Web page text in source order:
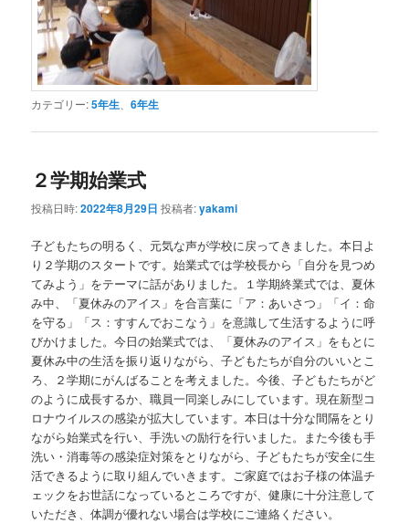
カテゴリー:5年生 、6年生
２学期始業式
投稿日時:2022年8月29日 投稿者:yakami
子どもたちの明るく、元気な声が学校に戻ってきました。本日よ
り２学期のスタートです。始業式では学校長から「自分を見つめ
てみよう」をテーマに話がありました。１学期終業式では、夏休
み中、「夏休みのアイス」を合言葉に「ア：あいさつ」「イ：命
を守る」「ス：すすんでおこなう」を意識して生活するように呼
びかけました。今日の始業式では、「夏休みのアイス」をもとに
夏休み中の生活を振り返りながら、子どもたちが自分のいいとこ
ろ、２学期にがんばることを考えました。今後、子どもたちがど
のように成長するか、職員一同楽しみにしています。現在新型コ
ロナウイルスの感染が拡大しています。本日は十分な間隔をとり
ながら始業式を行い、手洗いの励行を行いました。また今後も手
洗い・消毒等の感染症対策をとりながら、子どもたちが安全に生
活できるように取り組んでいきます。ご家庭ではお子様の体温チ
ェックをお世話になっているところですが、健康に十分注意して
いただき、体調が優れない場合は学校にご連絡ください。